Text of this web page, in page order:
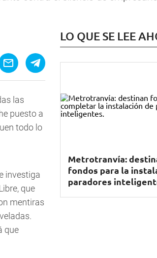
las
puesto a
todo lo
investiga
que
mentiras
que
LO QUE SE LEE
Metrotranvía:
fondos para la
paradores